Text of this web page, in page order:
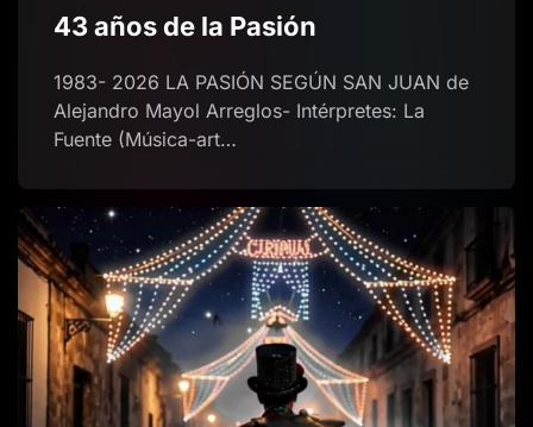
43 años de la Pasión
1983- 2026 LA PASIÓN SEGÚN SAN JUAN de
Alejandro Mayol Arreglos- Intérpretes: La
Fuente (Música-art…